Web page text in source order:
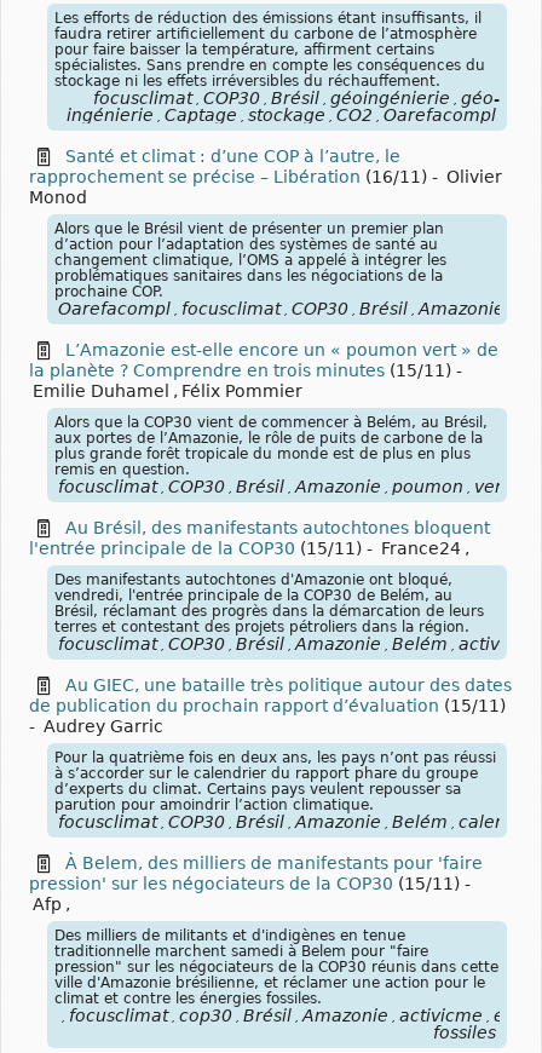
Les efforts de réduction des émissions étant insuffisants, il
faudra retirer artificiellement du carbone de l’atmosphère
pour faire baisser la température, affirment certains
spécialistes. Sans prendre en compte les conséquences du
stockage ni les effets irréversibles du réchauffement.
focusclimat COP30 Brésil géoingénierie
géo-
ingénierie
Captage stockage CO2 Oarefacompl
Santé et climat : d’une COP à l’autre, le
rapprochement se précise – Libération (16/11) - Olivier
Monod
Alors que le Brésil vient de présenter un premier plan
d’action pour l’adaptation des systèmes de santé au
changement climatique, l’OMS a appelé à intégrer les
problématiques sanitaires dans les négociations de la
prochaine COP.
Oarefacompl focusclimat COP30 Brésil Amazonie
L’Amazonie est-elle encore un « poumon vert » de
la planète ? Comprendre en trois minutes (15/11) -
Emilie Duhamel , Félix Pommier
Alors que la COP30 vient de commencer à Belém, au Brésil,
aux portes de l’Amazonie, le rôle de puits de carbone de la
plus grande forêt tropicale du monde est de plus en plus
remis en question.
focusclimat COP30 Brésil Amazonie poumon vert
Au Brésil, des manifestants autochtones bloquent
l'entrée principale de la COP30 (15/11) - France24 ,
Des manifestants autochtones d'Amazonie ont bloqué,
vendredi, l'entrée principale de la COP30 de Belém, au
Brésil, réclamant des progrès dans la démarcation de leurs
terres et contestant des projets pétroliers dans la région.
focusclimat COP30 Brésil Amazonie Belém activisme
Au GIEC, une bataille très politique autour des dates
de publication du prochain rapport d’évaluation (15/11)
- Audrey Garric
Pour la quatrième fois en deux ans, les pays n’ont pas réussi
à s’accorder sur le calendrier du rapport phare du groupe
d’experts du climat. Certains pays veulent repousser sa
parution pour amoindrir l’action climatique.
focusclimat COP30 Brésil Amazonie Belém
À Belem, des milliers de manifestants pour 'faire
pression' sur les négociateurs de la COP30 (15/11) -
Afp ,
Des milliers de militants et d'indigènes en tenue
traditionnelle marchent samedi à Belem pour "faire
pression" sur les négociateurs de la COP30 réunis dans cette
ville d'Amazonie brésilienne, et réclamer une action pour le
climat et contre les énergies fossiles.
focusclimat cop30 Brésil Amazonie activicme
fossiles